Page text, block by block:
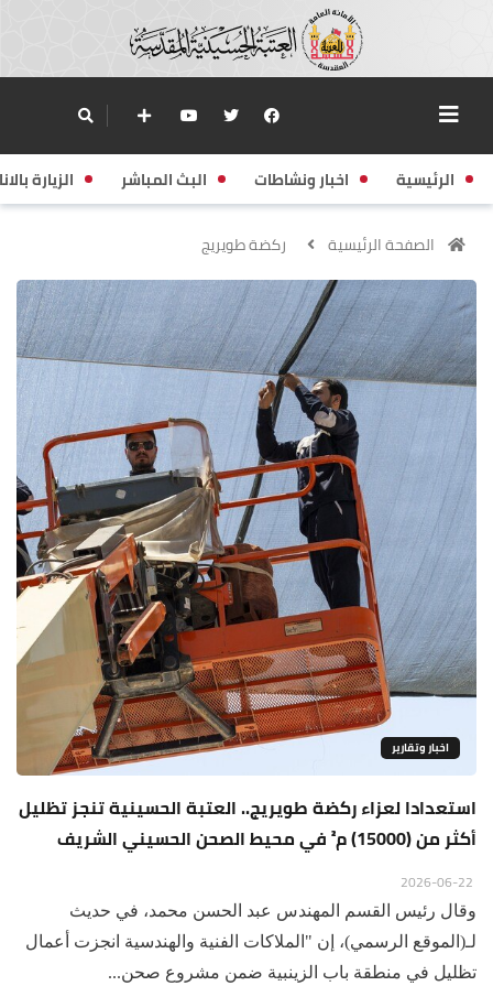
الرئيسية اخبار ونشاطات البث المباشر الزيارة
الصفحة الرئيسية ركضة طويريج
اخبار وتقارير
استعدادا لعزاء ركضة طويريج.. العتبة الحسينية تنجز تظليل
أكثر من (15000) م² في محيط الصحن الحسيني الشريف
وقال رئيس القسم المهندس عبد الحسن محمد، في حديث
لـ(الموقع الرسمي)، إن "الملاكات الفنية والهندسية انجزت أعمال
تظليل في منطقة باب الزينبية ضمن مشروع صحن...